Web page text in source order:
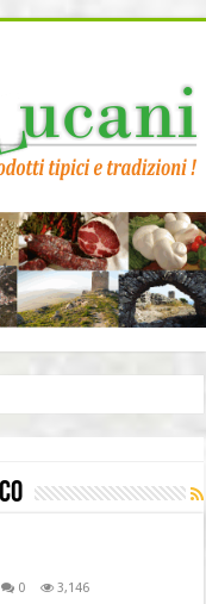
0 3,146